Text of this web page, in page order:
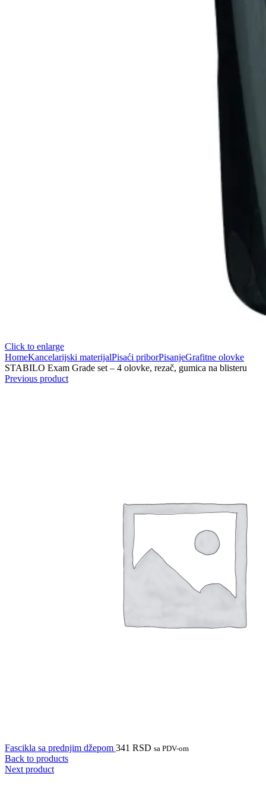
Click to enlarge
HomeKancelarijski materijalPisaći priborPisanjeGrafitne olovke
STABILO Exam Grade set – 4 olovke, rezač, gumica na blisteru
Previous product
Fascikla sa prednjim džepom 341 RSD sa PDV-om
Back to products
Next product